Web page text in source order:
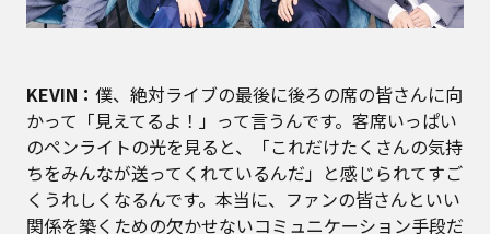
KEVIN： 僕、絶対ライブの最後に後ろの席の皆さんに向
かって「見えてるよ！」って言うんです。客席いっぱい
のペンライトの光を見ると、「これだけたくさんの気持
ちをみんなが送ってくれているんだ」と感じられてすご
くうれしくなるんです。本当に、ファンの皆さんといい
関係を築くための欠かせないコミュニケーション手段だ